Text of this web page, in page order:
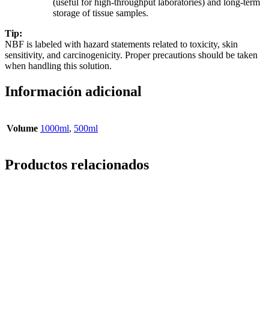
storage of tissue samples.
Tip:
NBF is labeled with hazard statements related to toxicity, skin
sensitivity, and carcinogenicity. Proper precautions should be taken
when handling this solution.
Información adicional
Volume 1000ml, 500ml
Productos relacionados